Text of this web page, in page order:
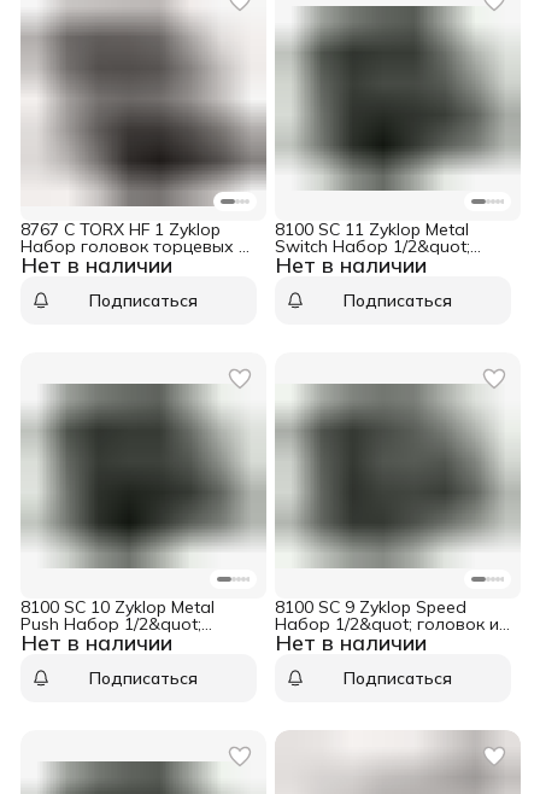
Нет в наличии
8767 C TORX HF 1 Zyklop
Набор головок торцевых с
вставкой-битой, с
TX
20/25/27/30/40/45/50/55/60 x
Подписаться
Нет в наличии
8100 SC 11 Zyklop Metal
Switch Набор 1/2&quot;
головок и 5/16&quot; бит с
дюймовый Wera WE-004081
Подписаться
Нет в наличии
8100 SC 10 Zyklop Metal
Push Набор 1/2&quot;
головок и 5/16&quot; бит с
дюймовый Wera WE-004080
Подписаться
Нет в наличии
8100 SC 9 Zyklop Speed
Набор 1/2&quot; головок и
5/16&quot; бит с трещоткой,
004079 Подписаться